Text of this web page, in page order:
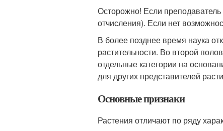
Осторожно! Если
отчисления). Если нет
В более позднее время наука
растительности. Во второй
отдельные категории на
для других представителей
Основные признаки
Растения отличают по ряду